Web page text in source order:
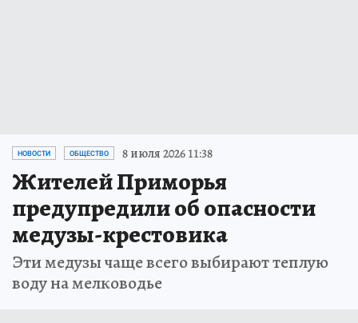
НОВОСТИ ОБЩЕСТВО 8 июля 2026 11:38
Жителей Приморья
предупредили об опасности
медузы-крестовика
Эти медузы чаще всего выбирают теплую
воду на мелководье